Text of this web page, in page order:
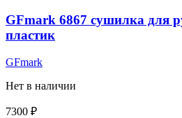
GFmark 6867 сушилка для
пластик
GFmark
Нет в наличии
7300 ₽